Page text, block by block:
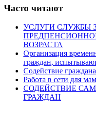
Часто читают
УСЛУГИ СЛУЖБЫ
ВОЗРАСТА
Организация
граждан,
Содействие
Работа в сети для мам
СОДЕЙСТВИЕ
ГРАЖДАН